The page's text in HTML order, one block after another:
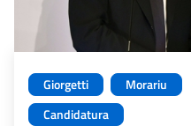
Giorgetti
Morariu
Candidatura